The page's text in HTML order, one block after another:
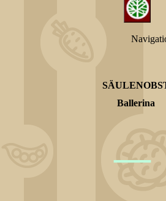
Ballerina
—